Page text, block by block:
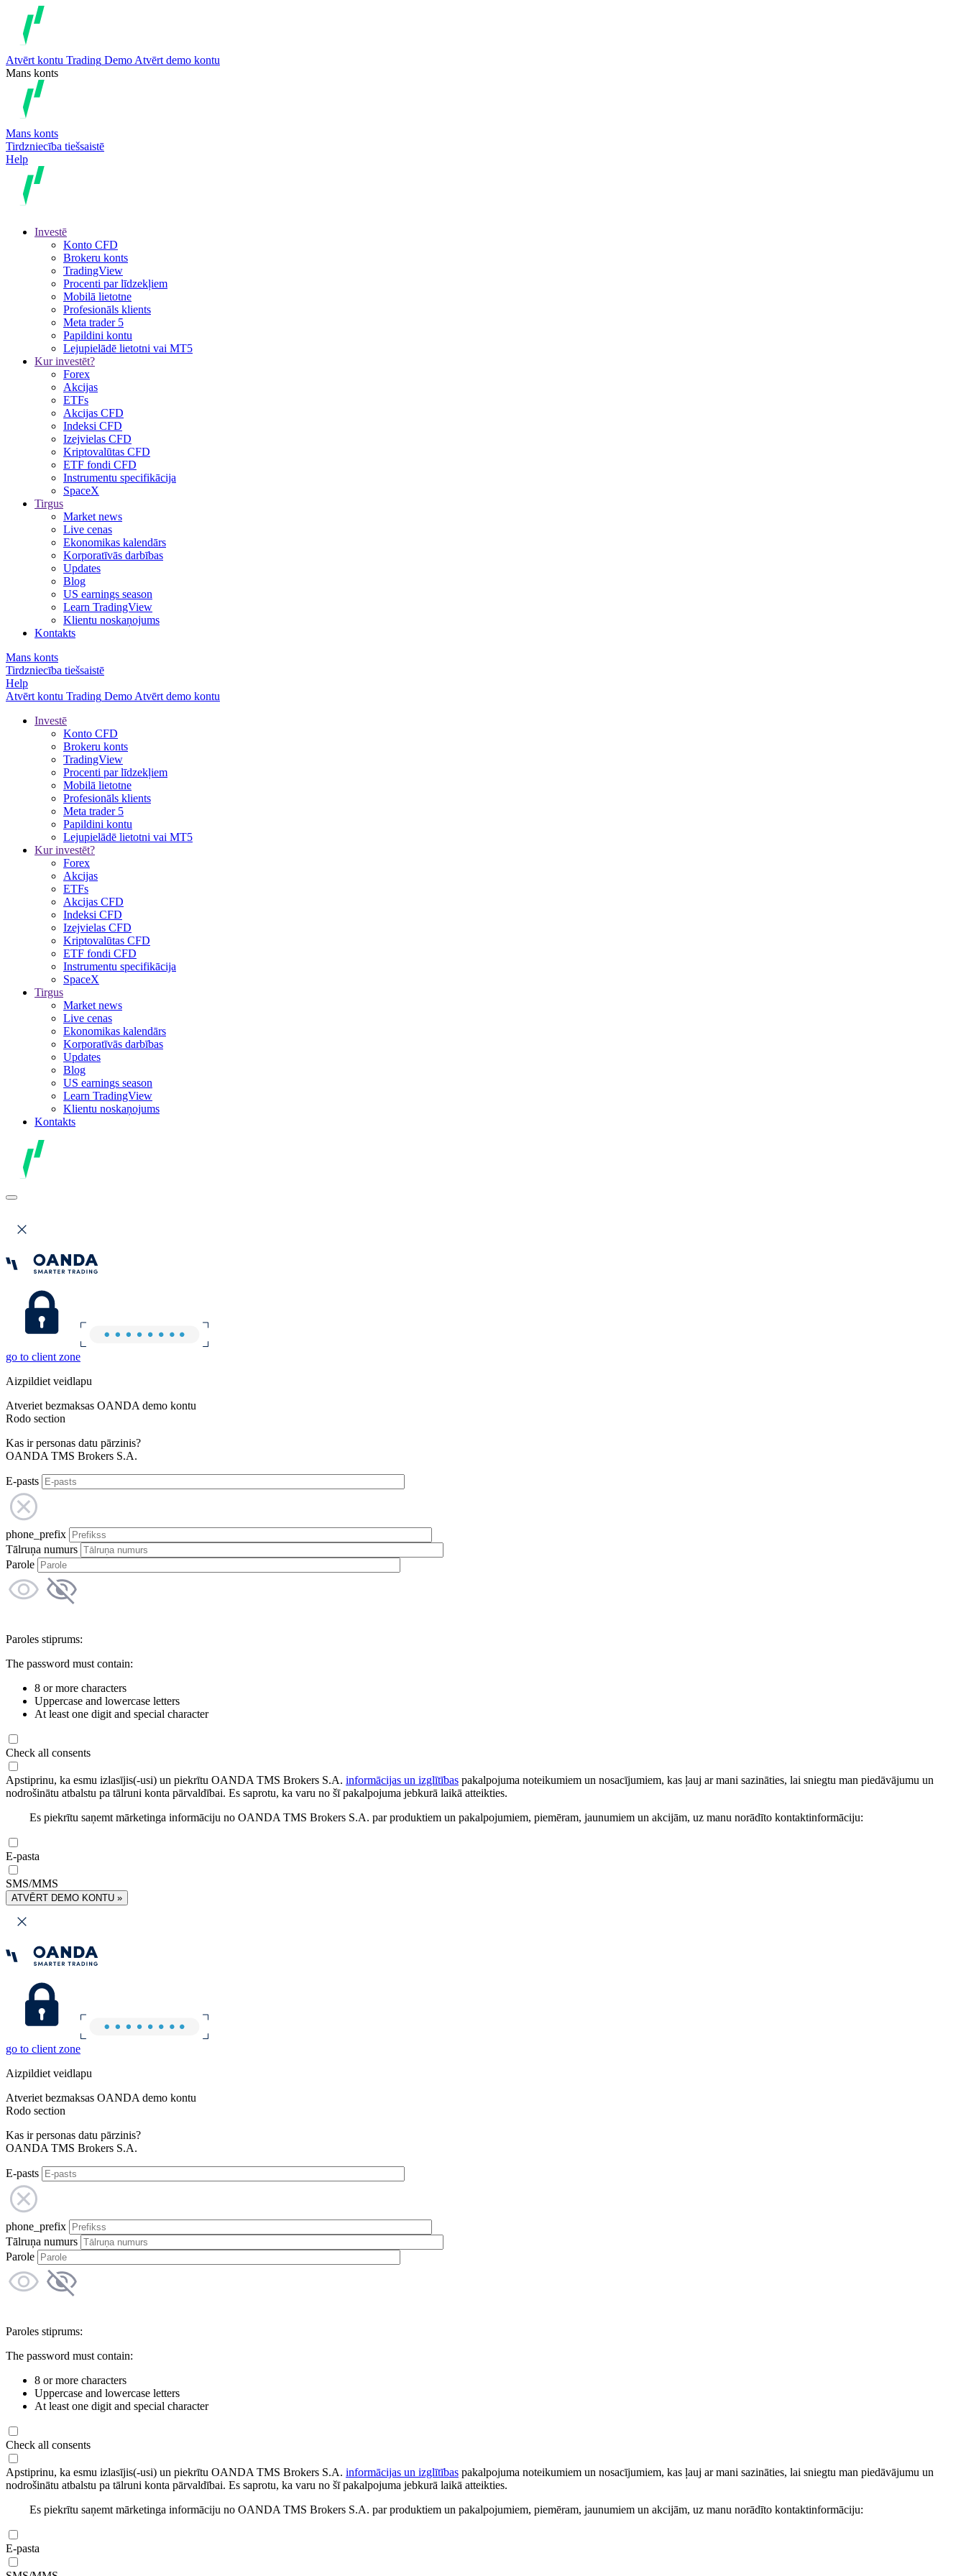
Atvērt kontu Trading Demo Atvērt demo kontu
Mans konts
Mans konts
Tirdzniecība tiešsaistē
Help
Investē
Konto CFD
Brokeru konts
TradingView
Procenti par līdzekļiem
Mobilā lietotne
Profesionāls klients
Meta trader 5
Papildini kontu
Lejupielādē lietotni vai MT5
Kur investēt?
Forex
Akcijas
ETFs
Akcijas CFD
Indeksi CFD
Izejvielas CFD
Kriptovalūtas CFD
ETF fondi CFD
Instrumentu specifikācija
SpaceX
Tirgus
Market news
Live cenas
Ekonomikas kalendārs
Korporatīvās darbības
Updates
Blog
US earnings season
Learn TradingView
Klientu noskaņojums
Kontakts
Mans konts
Tirdzniecība tiešsaistē
Help
Atvērt kontu Trading Demo Atvērt demo kontu
Investē
Konto CFD
Brokeru konts
TradingView
Procenti par līdzekļiem
Mobilā lietotne
Profesionāls klients
Meta trader 5
Papildini kontu
Lejupielādē lietotni vai MT5
Kur investēt?
Forex
Akcijas
ETFs
Akcijas CFD
Indeksi CFD
Izejvielas CFD
Kriptovalūtas CFD
ETF fondi CFD
Instrumentu specifikācija
SpaceX
Tirgus
Market news
Live cenas
Ekonomikas kalendārs
Korporatīvās darbības
Updates
Blog
US earnings season
Learn TradingView
Klientu noskaņojums
Kontakts
go to client zone
Aizpildiet veidlapu
Atveriet bezmaksas OANDA demo kontu
Rodo section
Kas ir personas datu pārzinis?
OANDA TMS Brokers S.A.
E-pasts
phone_prefix
Tālruņa numurs
Parole
Paroles stiprums:
The password must contain:
8 or more characters
Uppercase and lowercase letters
At least one digit and special character
Check all consents
Apstiprinu, ka esmu izlasījis(-usi) un piekrītu OANDA TMS Brokers S.A. informācijas un izglītības pakalpojuma noteikumiem un nosacījumiem, kas ļauj ar mani sazināties, lai sniegtu man piedāvājumu un
nodrošinātu atbalstu pa tālruni konta pārvaldībai. Es saprotu, ka varu no šī pakalpojuma jebkurā laikā atteikties.
Es piekrītu saņemt mārketinga informāciju no OANDA TMS Brokers S.A. par produktiem un pakalpojumiem, piemēram, jaunumiem un akcijām, uz manu norādīto kontaktinformāciju:
E-pasta
SMS/MMS
ATVĒRT DEMO KONTU »
go to client zone
Aizpildiet veidlapu
Atveriet bezmaksas OANDA demo kontu
Rodo section
Kas ir personas datu pārzinis?
OANDA TMS Brokers S.A.
E-pasts
phone_prefix
Tālruņa numurs
Parole
Paroles stiprums:
The password must contain:
8 or more characters
Uppercase and lowercase letters
At least one digit and special character
Check all consents
Apstiprinu, ka esmu izlasījis(-usi) un piekrītu OANDA TMS Brokers S.A. informācijas un izglītības pakalpojuma noteikumiem un nosacījumiem, kas ļauj ar mani sazināties, lai sniegtu man piedāvājumu un
nodrošinātu atbalstu pa tālruni konta pārvaldībai. Es saprotu, ka varu no šī pakalpojuma jebkurā laikā atteikties.
Es piekrītu saņemt mārketinga informāciju no OANDA TMS Brokers S.A. par produktiem un pakalpojumiem, piemēram, jaunumiem un akcijām, uz manu norādīto kontaktinformāciju:
E-pasta